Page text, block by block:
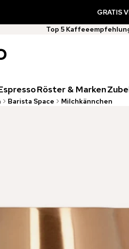
GRATIS
Top 5
Röster & Marken
Barista Space
Milchkännchen